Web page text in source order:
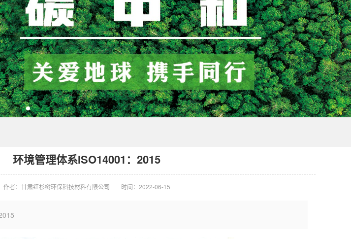
环境管理体系ISO14001：2015
作者：甘肃红杉树环保科技材料有限公司 时间：2022-06-15